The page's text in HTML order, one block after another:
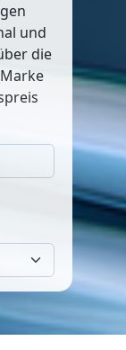
und
die